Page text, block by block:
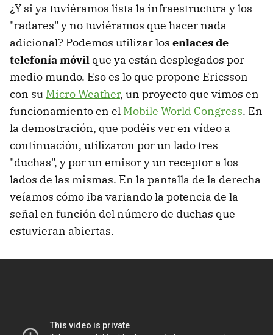
¿Y si ya tuviéramos lista la infraestructura y los
"radares" y no tuviéramos que hacer nada
adicional? Podemos utilizar los enlaces de
telefonía móvil que ya están desplegados por
medio mundo. Eso es lo que propone Ericsson
con su Micro Weather, un proyecto que vimos en
funcionamiento en el Mobile World Congress. En
la demostración, que podéis ver en vídeo a
continuación, utilizaron por un lado tres
"duchas", y por un emisor y un receptor a los
lados de las mismas. En la pantalla de la derecha
veíamos cómo iba variando la potencia de la
señal en función del número de duchas que
estuvieran abiertas.